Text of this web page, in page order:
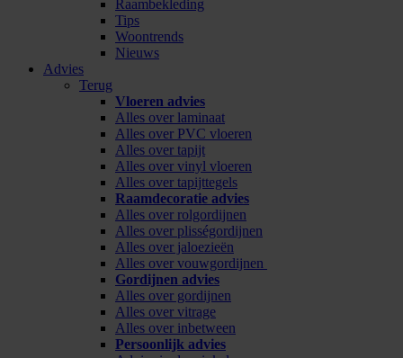
Raambekleding
Tips
Woontrends
Nieuws
Advies
Terug
Vloeren advies
Alles over laminaat
Alles over PVC vloeren
Alles over tapijt
Alles over vinyl vloeren
Alles over tapijttegels
Raamdecoratie advies
Alles over rolgordijnen
Alles over plisségordijnen
Alles over jaloezieën
Alles over vouwgordijnen
Gordijnen advies
Alles over gordijnen
Alles over vitrage
Alles over inbetween
Persoonlijk advies